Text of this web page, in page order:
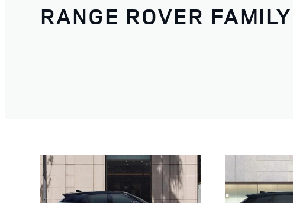
RANGE ROVER FAMILY